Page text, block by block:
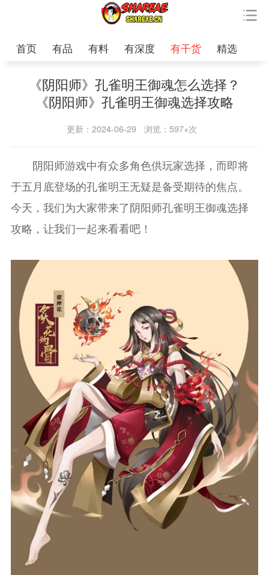
首页 有品 有料 有深度 有干货 精选
《阴阳师》孔雀明王御魂怎么选择？
《阴阳师》孔雀明王御魂选择攻略
更新：2024-06-29 浏览：597+次
阴阳师游戏中有众多角色供玩家选择，而即将
于五月底登场的孔雀明王无疑是备受期待的焦点。
今天，我们为大家带来了阴阳师孔雀明王御魂选择
攻略，让我们一起来看看吧！